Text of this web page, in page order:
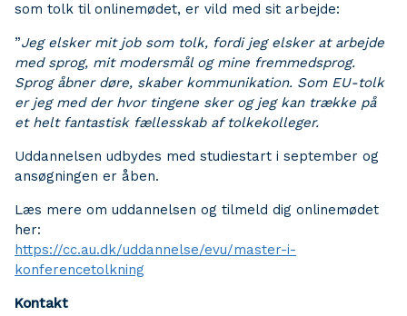
som tolk til onlinemødet, er vild med sit arbejde:
”Jeg elsker mit job som tolk, fordi jeg elsker at arbejde
med sprog, mit modersmål og mine fremmedsprog.
Sprog åbner døre, skaber kommunikation. Som EU-tolk
er jeg med der hvor tingene sker og jeg kan trække på
et helt fantastisk fællesskab af tolkekolleger.
Uddannelsen udbydes med studiestart i september og
ansøgningen er åben.
Læs mere om uddannelsen og tilmeld dig onlinemødet
her:
https://cc.au.dk/uddannelse/evu/master-i-
konferencetolkning
Kontakt